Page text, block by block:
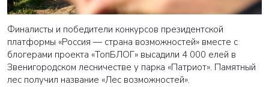
Финалисты и победители конкурсов президентской
платформы «Россия — страна возможностей» вместе с
блогерами проекта «ТопБЛОГ» высадили 4 000 елей в
Звенигородском лесничестве у парка «Патриот». Памятный
лес получил название «Лес возможностей».